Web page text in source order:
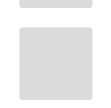
KONSUMEN